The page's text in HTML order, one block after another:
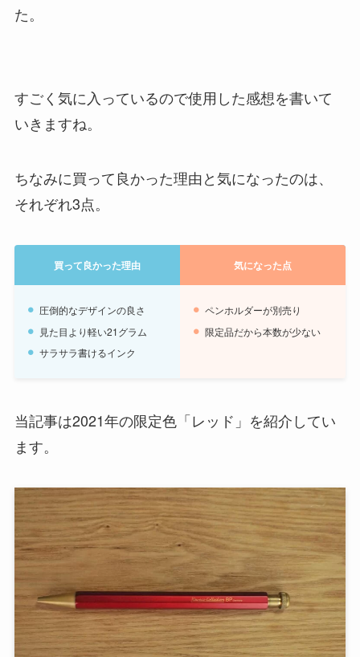
た。
すごく気に入っているので使用した感想を書いて
いきますね。
ちなみに買って良かった理由と気になったのは、
それぞれ3点。
買って良かった理由 気になった点
圧倒的なデザインの良さ
見た目より軽い21グラム
サラサラ書けるインク
ペンホルダーが別売り
限定品だから本数が少ない
当記事は2021年の限定色「レッド」を紹介してい
ます。